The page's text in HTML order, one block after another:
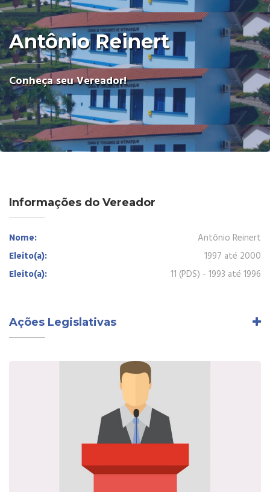
Antônio Reinert
Conheça seu Vereador!
Informações do Vereador
Nome:
Antônio Reinert
Eleito(a):
1997 até 2000
Eleito(a):
11 (PDS) - 1993 até 1996
Ações Legislativas